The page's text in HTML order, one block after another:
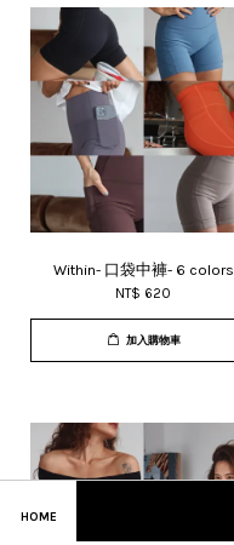
HOME
Within- 口袋中褲- 6 colors
NT$ 620
加入購物車